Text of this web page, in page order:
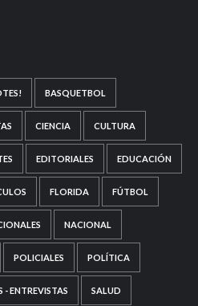
BASQUETBOL
CIENCIA CULTURA
EDITORIALES EDUCACIÓN
FLORIDA FÚTBOL
NACIONAL
POLICIALES POLÍTICA
- ENTREVISTAS SALUD